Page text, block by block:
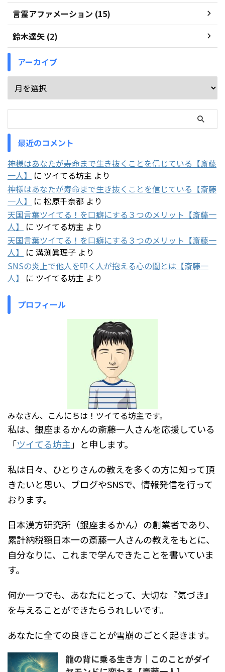
言霊アファメーション (15)
鈴木達矢 (2)
アーカイブ
最近のコメント
神様はあなたが寿命まで生き抜くことを信じている【斎藤
一人】
に ツイてる坊主 より
神様はあなたが寿命まで生き抜くことを信じている【斎藤
一人】
に 松原千奈都 より
天国言葉ツイてる！を口癖にする３つのメリット【斎藤一
人】
に ツイてる坊主 より
天国言葉ツイてる！を口癖にする３つのメリット【斎藤一
人】
に 溝渕眞理子 より
SNSの炎上で他人を叩く人が抱える心の闇とは【斎藤一
人】
に ツイてる坊主 より
プロフィール
みなさん、こんにちは！ツイてる坊主です。
私は、銀座まるかんの斎藤一人さんを応援している
「ツイてる坊主 」と申します。
私は日々、ひとりさんの教えを多くの方に知って頂
きたいと思い、ブログやSNSで、情報発信を行って
おります。
日本漢方研究所（銀座まるかん）の創業者であり、
累計納税額日本一の斎藤一人さんの教えをもとに、
自分なりに、これまで学んできたことを書いていま
す。
何か一つでも、あなたにとって、大切な『気づき』
を与えることができたらうれしいです。
あなたに全ての良きことが雪崩のごとく起きます。
龍の背に乗る生き方｜このことがダイ